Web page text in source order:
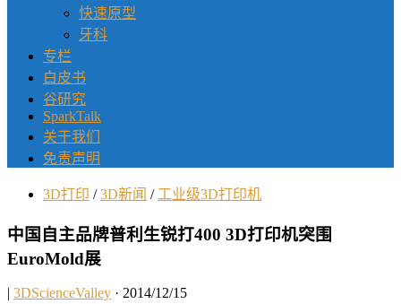
快速原型
牙科
专栏
白皮书
谷研究
SparkTalk
关于我们
免责声明
3D打印 / 3D新闻 / 工业级3D打印机
中国自主品牌普利生锐打400 3D打印机突围
EuroMold展
| 3DScienceValley · 2014/12/15